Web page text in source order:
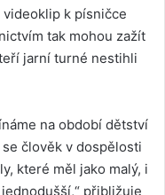
k písničce
tak mohou zažít
jarní turné nestihli
na období dětství
člověk v dospělosti
které měl jako malý, i
přibližuje